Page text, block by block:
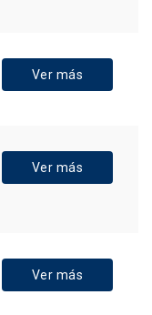
Ver más
Ver más
Ver más